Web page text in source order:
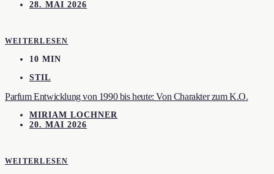
28. MAI 2026
WEITERLESEN
10 MIN
STIL
Parfum Entwicklung von 1990 bis heute: Von Charakter zum K.O.
MIRIAM LOCHNER
20. MAI 2026
WEITERLESEN